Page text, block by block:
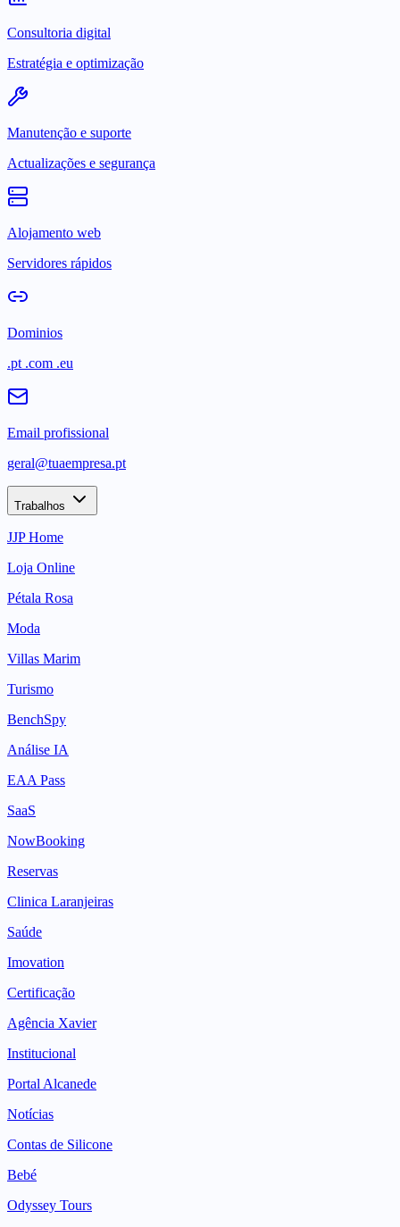
Consultoria digital
Estratégia e optimização
Manutenção e suporte
Actualizações e segurança
Alojamento web
Servidores rápidos
Dominios
.pt .com .eu
Email profissional
geral@tuaempresa.pt
Trabalhos
JJP Home
Loja Online
Pétala Rosa
Moda
Villas Marim
Turismo
BenchSpy
Análise IA
EAA Pass
SaaS
NowBooking
Reservas
Clinica Laranjeiras
Saúde
Imovation
Certificação
Agência Xavier
Institucional
Portal Alcanede
Notícias
Contas de Silicone
Bebé
Odyssey Tours